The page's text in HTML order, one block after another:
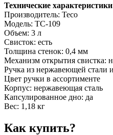
Технические
Производитель: Teco
Модель: TC-109
Объем: 3 л
Свисток: есть
Толщина стенок: 0,4 мм
Механизм открытия свистка:
Ручка из нержавеющей стали
Цвет ручки в ассортименте
Корпус: нержавеющая сталь
Капсулированное дно: да
Вес: 1,18 кг
Как купить?